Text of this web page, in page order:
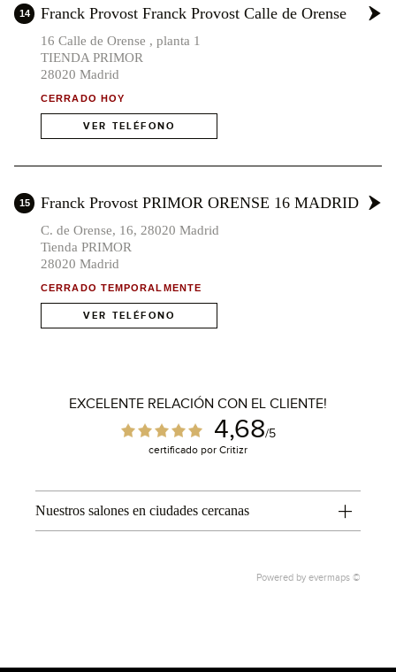
14 Franck Provost Franck Provost Calle de Orense
16 Calle de Orense , planta 1
TIENDA PRIMOR
28020 Madrid
CERRADO HOY
VER TELÉFONO
15 Franck Provost PRIMOR ORENSE 16 MADRID
C. de Orense, 16, 28020 Madrid
Tienda PRIMOR
28020 Madrid
CERRADO TEMPORALMENTE
VER TELÉFONO
EXCELENTE RELACIÓN CON EL CLIENTE!
4,68/5
certificado por Critizr
Nuestros salones en ciudades cercanas
Powered by evermaps ©